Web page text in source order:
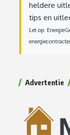
heldere
tips en
Let op:
Advertentie